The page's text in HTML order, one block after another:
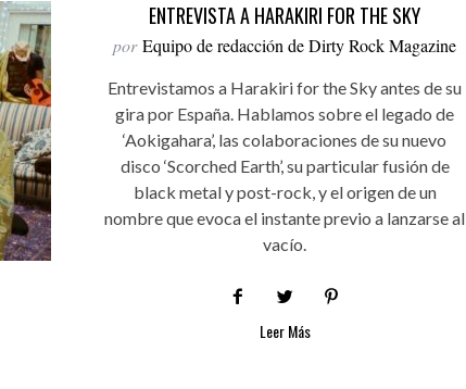
ENTREVISTA A HARAKIRI FOR THE SKY
por Equipo de redacción de Dirty Rock Magazine
Entrevistamos a Harakiri for the Sky antes de su
gira por España. Hablamos sobre el legado de
‘Aokigahara’, las colaboraciones de su nuevo
disco ‘Scorched Earth’, su particular fusión de
black metal y post-rock, y el origen de un
nombre que evoca el instante previo a lanzarse al
vacío.
Leer Más